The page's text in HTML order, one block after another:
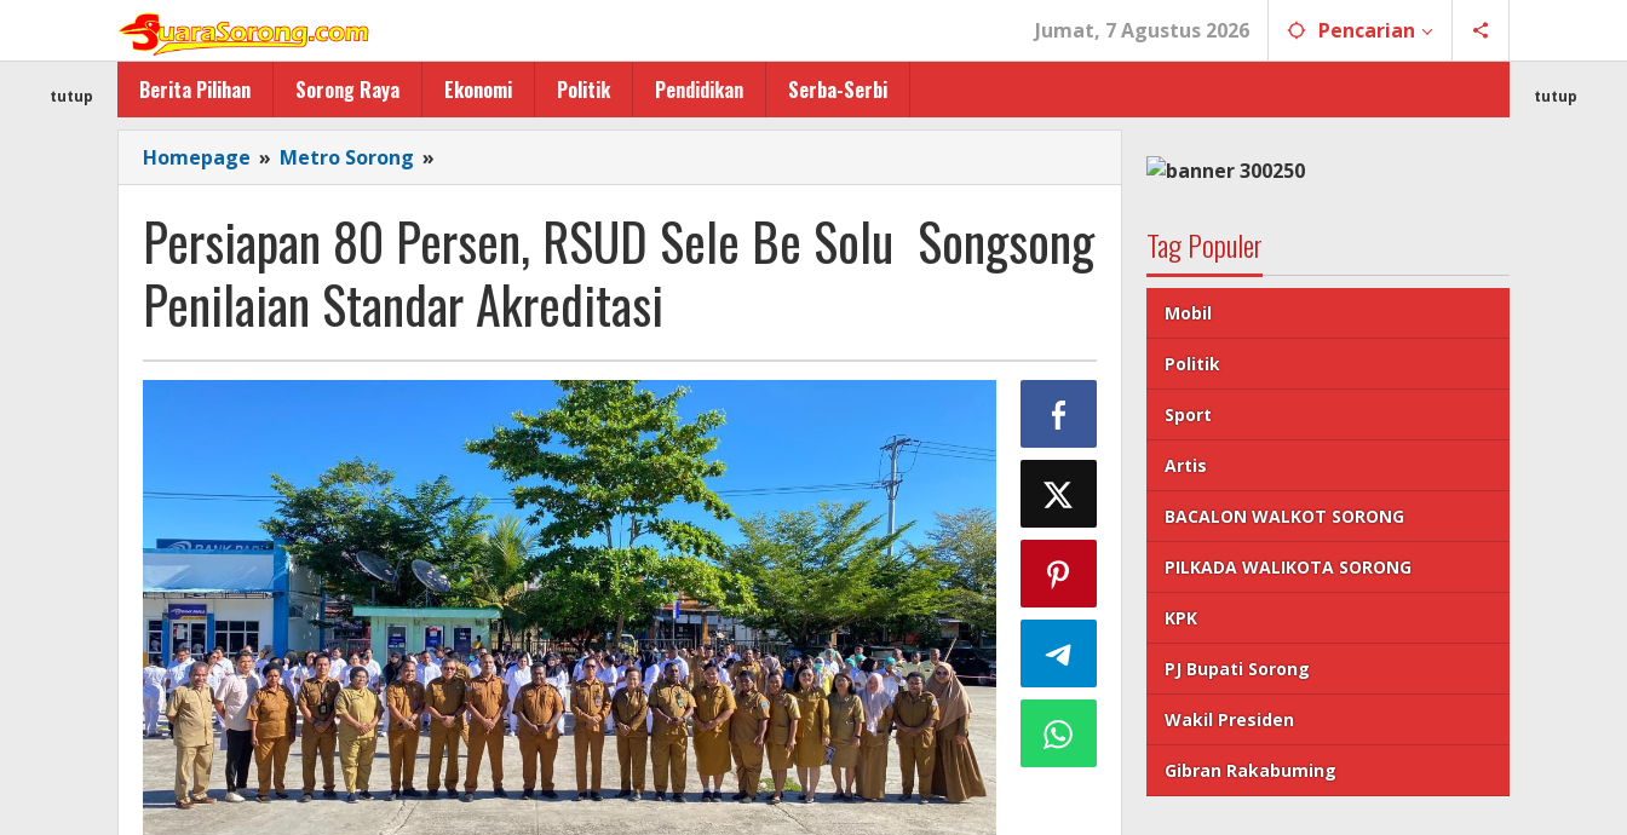
Jumat, 7 Agustus 2026 Pencarian
Berita Pilihan Sorong Raya Ekonomi Politik Pendidikan Serba-Serbi
tutup tutup
Homepage » Metro Sorong »
80
RSUD
Sele
Be
Solu
Songsong
Penilaian
Standar
Akreditasi
Persiapan 80 Persen, RSUD Sele Be Solu Songsong
Penilaian Standar Akreditasi
Tag Populer
Mobil
Politik
Sport
Artis
BACALON WALKOT SORONG
PILKADA WALIKOTA SORONG
KPK
PJ Bupati Sorong
Wakil Presiden
Gibran Rakabuming